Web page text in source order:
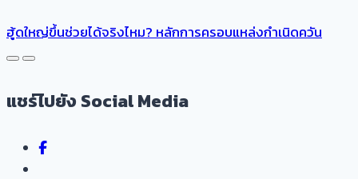
ฮู้ดใหญ่ขึ้นช่วยได้จริงไหม? หลักการครอบแหล่งกำเนิดควัน
แชร์ไปยัง Social Media